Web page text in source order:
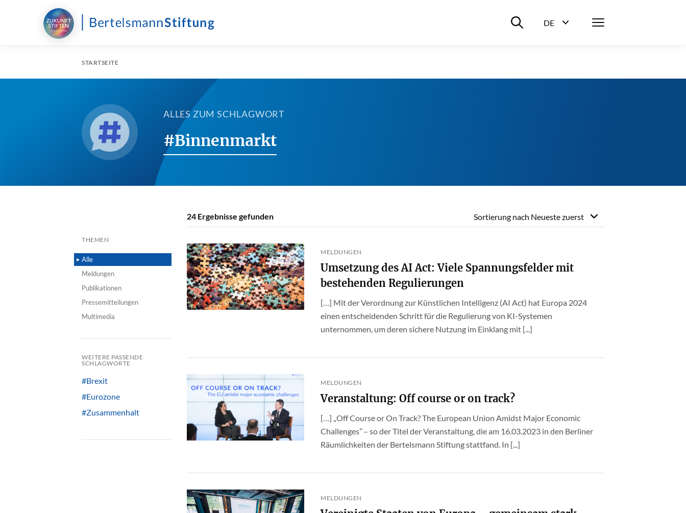
Suche ein-/ausblenden
DE
Menü
STARTSEITE
ALLES ZUM SCHLAGWORT
#Binnenmarkt
THEMEN
Alle
Meldungen
Publikationen
Pressemitteilungen
Multimedia
WEITERE PASSENDE
SCHLAGWORTE
#Brexit
#Eurozone
#Zusammenhalt
24 Ergebnisse gefunden Sortierung nach Neueste zuerst
MELDUNGEN
Umsetzung des AI Act: Viele Spannungsfelder mit
bestehenden Regulierungen
[…] Mit der Verordnung zur Künstlichen Intelligenz (AI Act) hat Europa 2024
einen entscheidenden Schritt für die Regulierung von KI-Systemen
unternommen, um deren sichere Nutzung im Einklang mit [...]
MELDUNGEN
Veranstaltung: Off course or on track?
[…] „Off Course or On Track? The European Union Amidst Major Economic
Challenges” – so der Titel der Veranstaltung, die am 16.03.2023 in den Berliner
Räumlichkeiten der Bertelsmann Stiftung stattfand. In [...]
MELDUNGEN